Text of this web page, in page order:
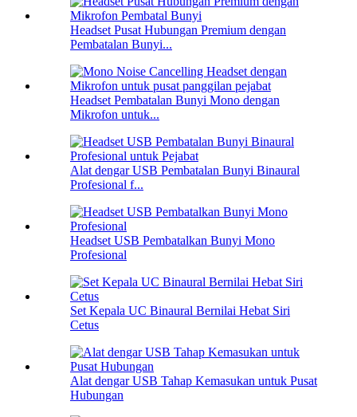
Headset Pusat Hubungan Premium dengan
Pembatalan Bunyi...
Headset Pembatalan Bunyi Mono dengan
Mikrofon untuk...
Alat dengar USB Pembatalan Bunyi Binaural
Profesional f...
Headset USB Pembatalkan Bunyi Mono
Profesional
Set Kepala UC Binaural Bernilai Hebat Siri
Cetus
Alat dengar USB Tahap Kemasukan untuk Pusat
Hubungan